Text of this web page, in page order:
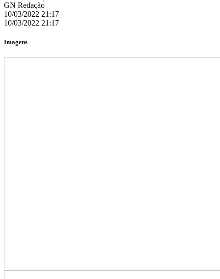
GN Redação
10/03/2022 21:17
10/03/2022 21:17
Imagens